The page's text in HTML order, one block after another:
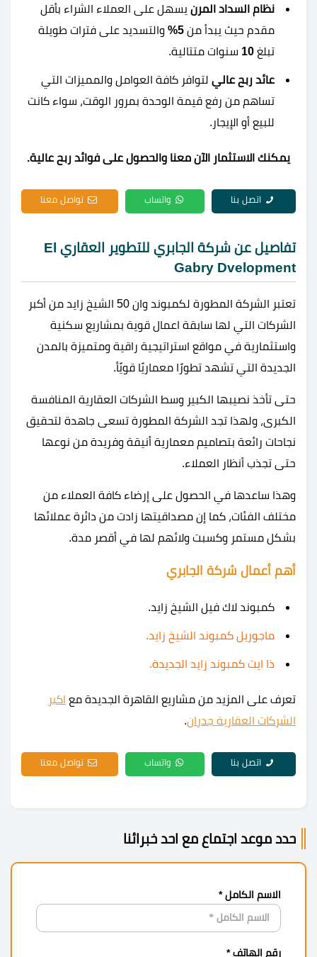
نظام السداد المرن يسهل على العملاء الشراء بأقل
مقدم حيث يبدأ من 5%
والتسديد على فترات طويلة
تبلغ 10 سنوات متتالية.
عائد ربح عالي لتوافر كافة العوامل والمميزات التي
تساهم من رفع قيمة الوحدة بمرور الوقت، سواء كانت
للبيع أو الإيجار.
يمكنك الاستثمار الآن معنا والحصول على فوائد ربح عالية.
اتصل بنا واتساب تواصل معنا
تفاصيل عن شركة الجابري للتطوير العقاري El
Gabry Dvelopment
تعتبر الشركة المطورة لكمبوند وان 50 الشيخ زايد من أكبر
الشركات التي لها سابقة اعمال قوية بمشاريع سكنية
واستثمارية في مواقع استراتيجية راقية ومتميزة بالمدن
الجديدة التي تشهد تطورًا معماريًا قويًأ.
حتى تأخذ نصيبها الكبير وسط الشركات العقارية المنافسة
الكبرى، ولهذا تجد الشركة المطورة تسعى جاهدة لتحقيق
نجاحات رائعة بتصاميم معمارية أنيقة وفريدة من نوعها
حتى تجذب أنظار العملاء.
وهذا ساعدها في الحصول على إرضاء كافة العملاء من
مختلف الفئات، كما إن مصداقيتها زادت من دائرة عملائها
بشكل مستمر وكسبت ولائهم لها في أقصر مدة.
أهم أعمال شركة الجابري
كمبوند لاك فيل الشيخ زايد.
ماجوريل كمبوند الشيخ زايد.
ذا ايت كمبوند زايد الجديدة.
تعرف على المزيد من مشاريع القاهرة الجديدة مع اكبر
الشركات العقارية جدران.
اتصل بنا واتساب تواصل معنا
حدد موعد اجتماع مع احد خبرائنا
الاسم الكامل *
رقم الهاتف *